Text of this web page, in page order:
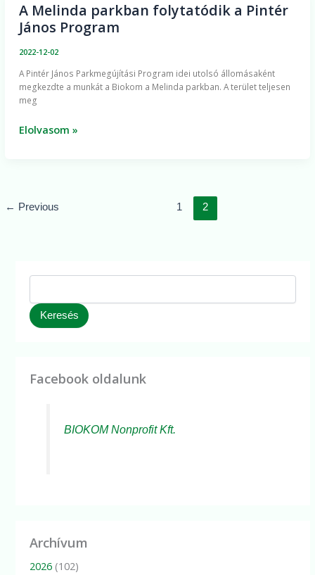
A Melinda parkban folytatódik a Pintér
János Program
2022-12-02
A Pintér János Parkmegújítási Program idei utolsó állomásaként
megkezdte a munkát a Biokom a Melinda parkban. A terület teljesen
meg
A
Melinda
a
Pintér
Program
Elolvasom »
← Previous 1 2
Keresés
Facebook oldalunk
BIOKOM Nonprofit Kft.
Archívum
2026 (102)